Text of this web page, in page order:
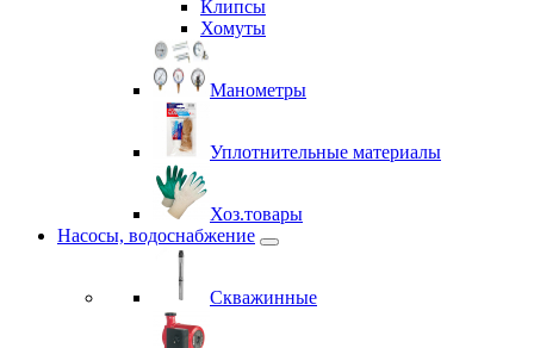
Клипсы
Хомуты
Манометры
Уплотнительные материалы
Хоз.товары
Насосы, водоснабжение
Скважинные